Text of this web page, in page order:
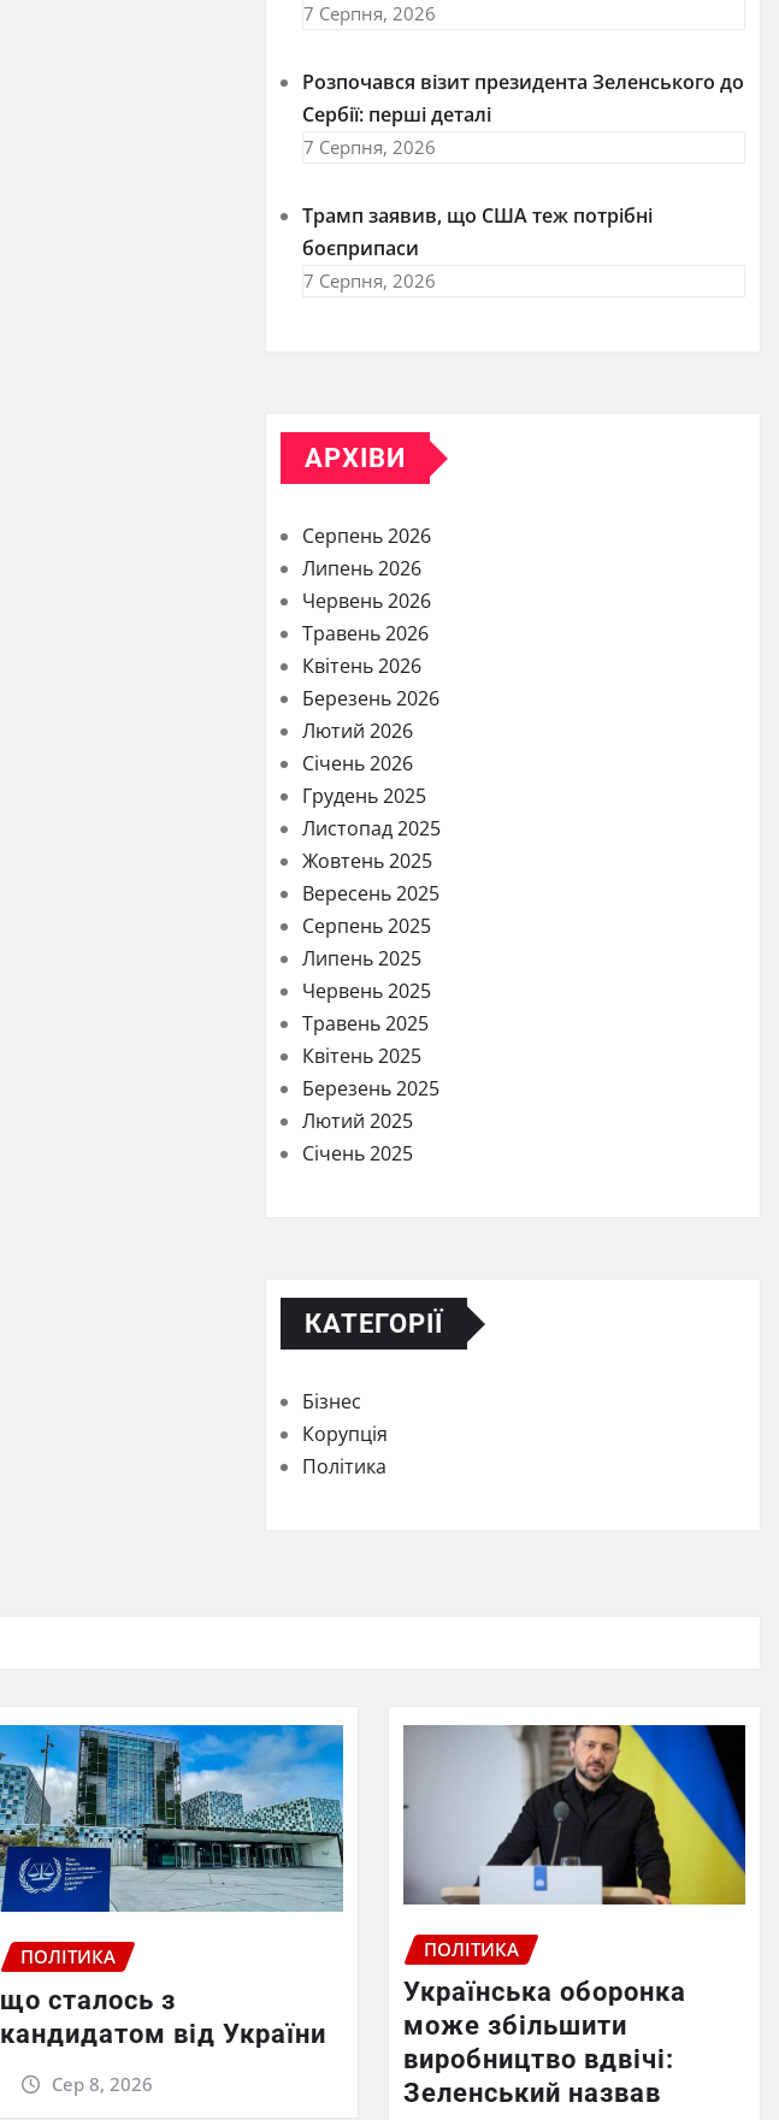
7 Серпня, 2026
Розпочався візит президента Зеленського до
Сербії: перші деталі
7 Серпня, 2026
Трамп заявив, що США теж потрібні
боєприпаси
7 Серпня, 2026
АРХІВИ
Серпень 2026
Липень 2026
Червень 2026
Травень 2026
Квітень 2026
Березень 2026
Лютий 2026
Січень 2026
Грудень 2025
Листопад 2025
Жовтень 2025
Вересень 2025
Серпень 2025
Липень 2025
Червень 2025
Травень 2025
Квітень 2025
Березень 2025
Лютий 2025
Січень 2025
КАТЕГОРІЇ
Бізнес
Корупція
Політика
ПОЛІТИКА
що сталось з
кандидатом від України
Сер 8, 2026
ПОЛІТИКА
Українська оборонка
може збільшити
виробництво вдвічі:
Зеленський назвав